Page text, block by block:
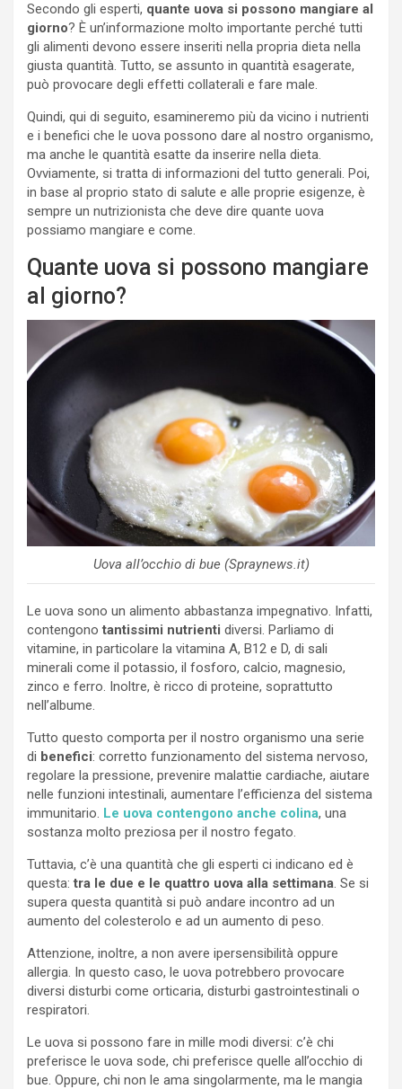
Secondo gli esperti, quante uova si possono mangiare al
giorno? È un’informazione molto importante perché tutti
gli alimenti devono essere inseriti nella propria dieta nella
giusta quantità. Tutto, se assunto in quantità esagerate,
può provocare degli effetti collaterali e fare male.
Quindi, qui di seguito, esamineremo più da vicino i nutrienti
e i benefici che le uova possono dare al nostro organismo,
ma anche le quantità esatte da inserire nella dieta.
Ovviamente, si tratta di informazioni del tutto generali. Poi,
in base al proprio stato di salute e alle proprie esigenze, è
sempre un nutrizionista che deve dire quante uova
possiamo mangiare e come.
Quante uova si possono mangiare
al giorno?
Uova all’occhio di bue (Spraynews.it)
Le uova sono un alimento abbastanza impegnativo. Infatti,
contengonotantissimi nutrienti diversi. Parliamo di
vitamine, in particolare la vitamina A, B12 e D, di sali
minerali come il potassio, il fosforo, calcio, magnesio,
zinco e ferro. Inoltre, è ricco di proteine, soprattutto
nell’albume.
Tutto questo comporta per il nostro organismo una serie
di benefici: corretto funzionamento del sistema nervoso,
regolare la pressione, prevenire malattie cardiache, aiutare
nelle funzioni intestinali, aumentare l’efficienza del sistema
immunitario. Le uova contengono anche colina, una
sostanza molto preziosa per il nostro fegato.
Tuttavia, c’è una quantità che gli esperti ci indicano ed è
questa:tra le due e le quattro uova alla settimana. Se si
supera questa quantità si può andare incontro ad un
aumento del colesterolo e ad un aumento di peso.
Attenzione, inoltre, a non avere ipersensibilità oppure
allergia. In questo caso, le uova potrebbero provocare
diversi disturbi come orticaria, disturbi gastrointestinali o
respiratori.
Le uova si possono fare in mille modi diversi: c’è chi
preferisce le uova sode, chi preferisce quelle all’occhio di
bue. Oppure, chi non le ama singolarmente, ma le mangia